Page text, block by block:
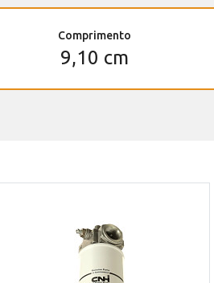
Comprimento
9,10 cm